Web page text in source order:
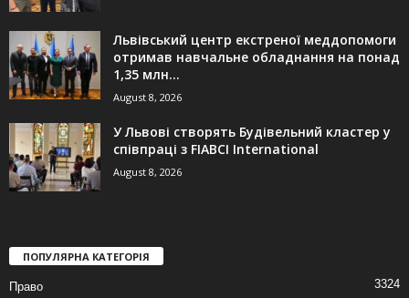
Львівський центр екстреної меддопомоги
отримав навчальне обладнання на понад
1,35 млн...
August 8, 2026
У Львові створять Будівельний кластер у
співпраці з FIABCI International
August 8, 2026
ПОПУЛЯРНА КАТЕГОРІЯ
Право 3324